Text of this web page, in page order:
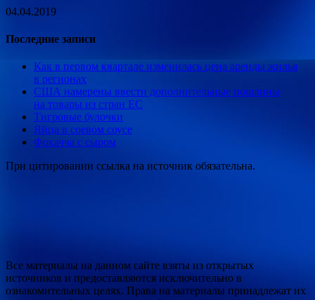
04.04.2019
Последние записи
Как в первом квартале изменилась цена аренды жилья
в регионах
США намерены ввести дополнительные пошлины
на товары из стран ЕС
Тигровые булочки
Яйца в соевом соусе
Фокачча с сыром
При цитировании ссылка на источник обязательна.
Все материалы на данном сайте взяты из открытых
источников и предоставляются исключительно в
ознакомительных целях. Права на материалы принадлежат их